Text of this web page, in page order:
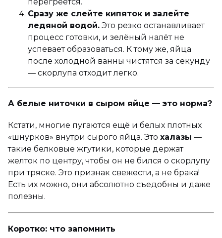
Сразу же слейте кипяток и залейте
ледяной водой. Это резко останавливает
процесс готовки, и зелёный налёт не
успевает образоваться. К тому же, яйца
после холодной ванны чистятся за секунду
— скорлупа отходит легко.
А белые ниточки в сыром яйце — это норма?
Кстати, многие пугаются ещё и белых плотных
«шнурков» внутри сырого яйца. Это халазы —
такие белковые жгутики, которые держат
желток по центру, чтобы он не бился о скорлупу
при тряске. Это признак свежести, а не брака!
Есть их можно, они абсолютно съедобны и даже
полезны.
Коротко: что запомнить